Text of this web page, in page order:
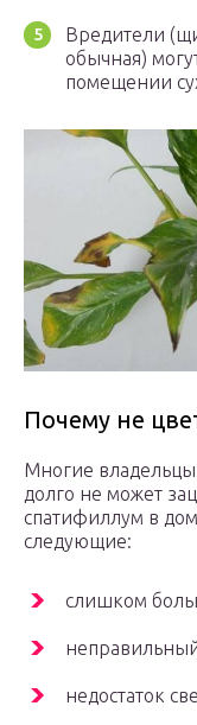
Вредители
обычная)
помещении
Почему не
Многие владельцы
долго не может
спатифиллум в
следующие:
слишком
недостаток